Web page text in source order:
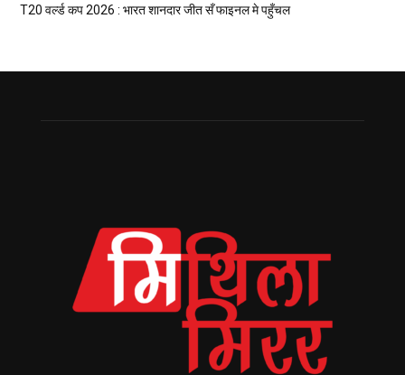
T20 वर्ल्ड कप 2026 : भारत शानदार जीत सँ फाइनल मे पहुँचल